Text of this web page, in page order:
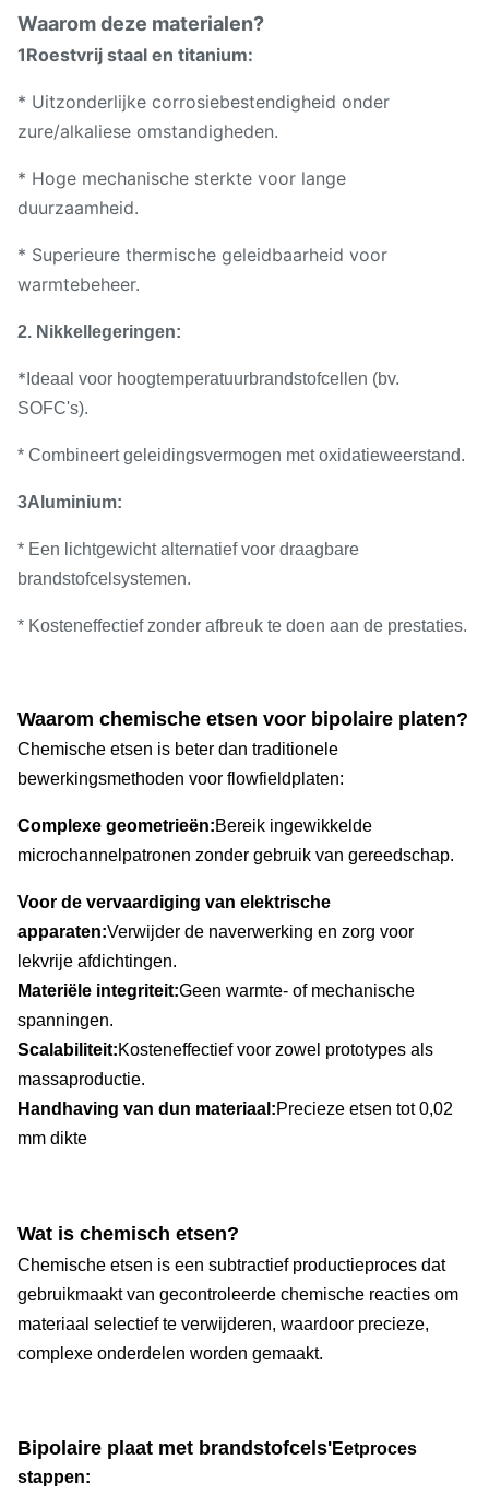
Waarom deze materialen?
1Roestvrij staal en titanium:
* Uitzonderlijke corrosiebestendigheid onder
zure/alkaliese omstandigheden.
* Hoge mechanische sterkte voor lange
duurzaamheid.
* Superieure thermische geleidbaarheid voor
warmtebeheer.
2. Nikkellegeringen:
* Ideaal voor hoogtemperatuurbrandstofcellen (bv.
SOFC's).
* Combineert geleidingsvermogen met oxidatieweerstand.
3Aluminium:
* Een lichtgewicht alternatief voor draagbare
brandstofcelsystemen.
* Kosteneffectief zonder afbreuk te doen aan de prestaties.
Waarom chemische etsen voor bipolaire platen?
Chemische etsen is beter dan traditionele
bewerkingsmethoden voor flowfieldplaten:
Complexe geometrieën:Bereik ingewikkelde
microchannelpatronen zonder gebruik van gereedschap.
Voor de vervaardiging van elektrische
apparaten:Verwijder de naverwerking en zorg voor
lekvrije afdichtingen.
Materiële integriteit:Geen warmte- of mechanische
spanningen.
Scalabiliteit:Kosteneffectief voor zowel prototypes als
massaproductie.
Handhaving van dun materiaal:Precieze etsen tot 0,02
mm dikte
Wat is chemisch etsen?
Chemische etsen is een subtractief productieproces dat
gebruikmaakt van gecontroleerde chemische reacties om
materiaal selectief te verwijderen, waardoor precieze,
complexe onderdelen worden gemaakt.
Bipolaire plaat met brandstofcel s'Eetproces
stappen: